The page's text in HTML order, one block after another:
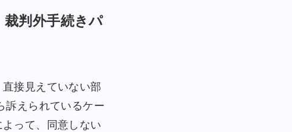
判外手続きパ
接見えていない部
訴えられているケー
って、同意しない